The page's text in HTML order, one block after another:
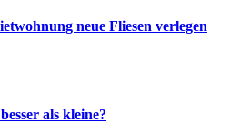
neue Fliesen verlegen
als kleine?